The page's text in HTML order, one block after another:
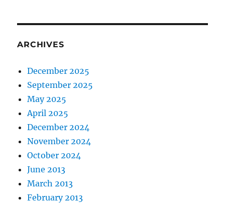
ARCHIVES
December 2025
September 2025
May 2025
April 2025
December 2024
November 2024
October 2024
June 2013
March 2013
February 2013